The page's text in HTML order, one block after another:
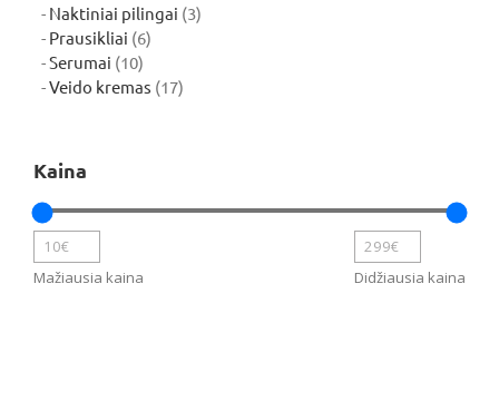
produktai
Naktiniai pilingai 33
Prausikliai 66
Serumai 1010
produktų
Veido kremas 1717
Kaina
Mažiausia kaina Didžiausia kaina